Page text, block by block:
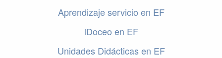
Aprendizaje servicio en EF
iDoceo en EF
Unidades Didácticas en EF